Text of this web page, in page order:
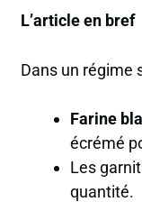
L’article en bref
Dans un régime
Farine
écrémé
Les
quantité.